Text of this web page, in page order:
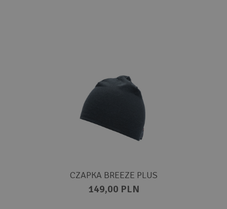
CZAPKA BREEZE PLUS
149,00 PLN